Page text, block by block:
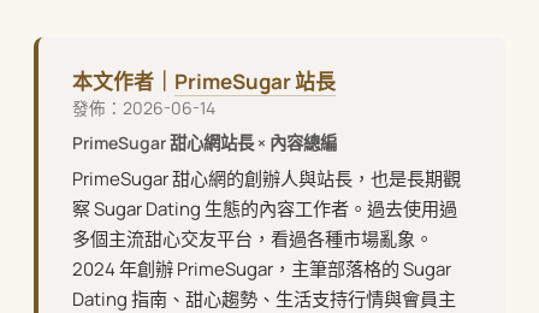
本文作者｜ PrimeSugar 站長
發佈：2026-06-14
PrimeSugar 甜心網站長 × 內容總編
PrimeSugar 甜心網的創辦人與站長，也是長期觀
察 Sugar Dating 生態的內容工作者。過去使用過
多個主流甜心交友平台，看過各種市場亂象。
2024 年創辦 PrimeSugar，主筆部落格的 Sugar
Dating 指南、甜心趨勢、生活支持行情與會員主